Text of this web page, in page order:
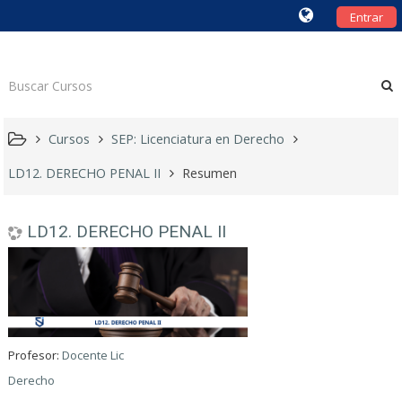
Entrar
Cursos
SEP: Licenciatura en Derecho
LD12. DERECHO PENAL II
Resumen
LD12. DERECHO PENAL II
Profesor:Docente Lic
Derecho